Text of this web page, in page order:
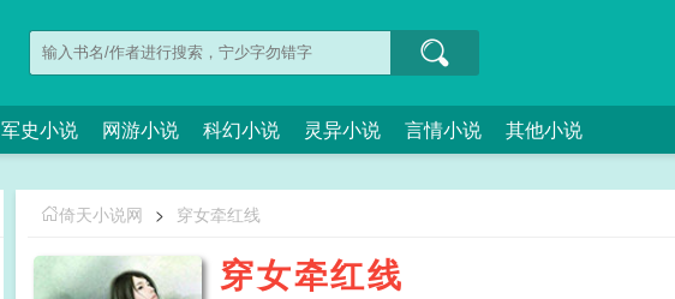
军史小说 网游小说 科幻小说 灵异小说 言情小说 其他小说
倚天小说网 > 穿女牵红线
穿女牵红线